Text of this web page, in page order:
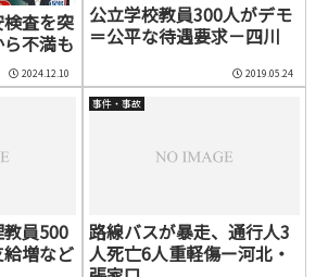
査を突
不満も
2024.12.10
公立学校教員300人がデモ
＝公平な待遇要求－四川
2019.05.24
員500
増など
事件・事故
路線バスが暴走、通行人3
人死亡6人重軽傷ー河北・